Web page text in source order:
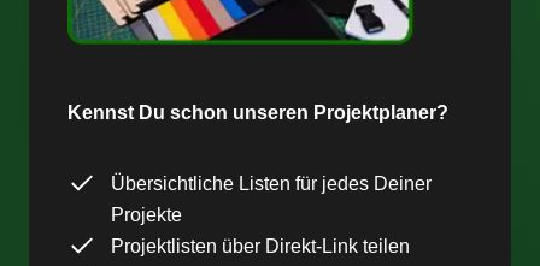
Kennst Du schon unseren Projektplaner?
Übersichtliche Listen für jedes Deiner
Projekte
Projektlisten über Direkt-Link teilen